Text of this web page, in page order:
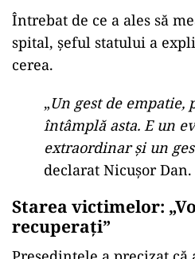
Întrebat de ce a ales să
spital, șeful statului a
cerea.
„Un gest de empatie,
întâmplă asta. E un
extraordinar și un
declarat Nicușor Dan.
Starea victimelor:
recuperați”